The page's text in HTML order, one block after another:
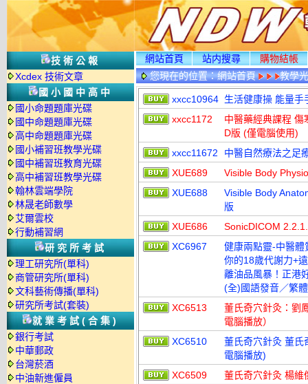
技術公報
Xcdex 技術文章
國小國中高中
國小命題題庫光碟
國中命題題庫光碟
高中命題題庫光碟
國小補習班教學光碟
國中補習班教育光碟
高中補習班教學光碟
翰林雲端學院
林晟老師數學
艾爾雲校
行動補習網
研究所考試
理工研究所(單科)
商管研究所(單科)
文科藝術傳播(單科)
研究所考試(套裝)
就業考試(合集)
銀行考試
中華郵政
台灣菸酒
中油新進僱員
網站首頁 站内搜尋
購物結帳
您現在的位置：網站首頁 教學
xxcc10964 生活健康操 能量手
xxcc1172
中醫藥經典課程
D版 (僅電腦使用)
xxcc11672
中醫自然療法之足
XUE689
Visible Body
XUE688
Visible Body
版
XUE686
SonicDICOM
XC6967
健康兩點靈-中醫體
你的18歲代謝力+
離油品風暴！正港
(全)國語發音／繁
XC6513
董氏奇穴針灸：劉
電腦播放）
XC6510
董氏奇穴針灸 董氏
電腦播放)
XC6509
董氏奇穴針灸 楊維